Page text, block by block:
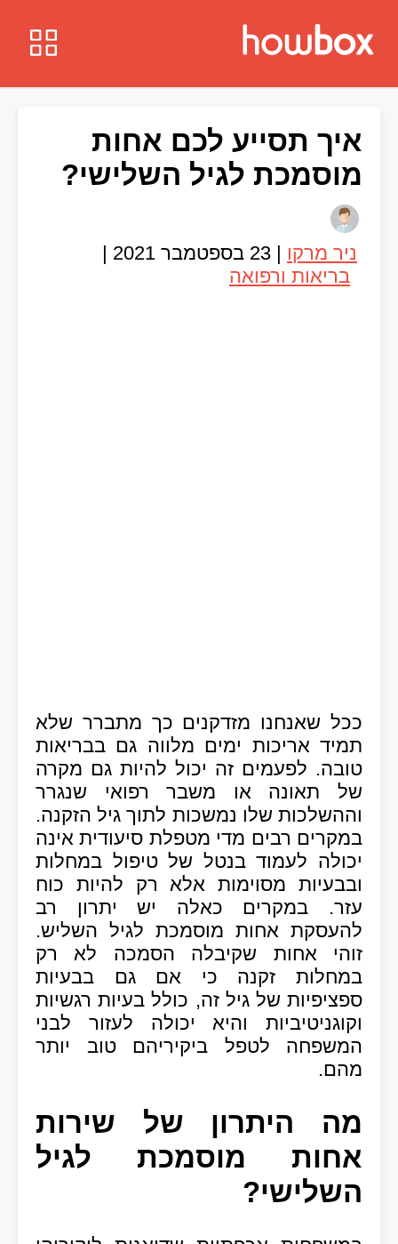
איך תסייע לכם אחות
מוסמכת לגיל השלישי?
ניר מרקו | 23 בספטמבר 2021
|
בריאות ורפואה
ככל שאנחנו מזדקנים כך מתברר שלא
תמיד אריכות ימים מלווה גם בבריאות
טובה. לפעמים זה יכול להיות גם מקרה
של תאונה או משבר רפואי שנגרר
וההשלכות שלו נמשכות לתוך גיל הזקנה.
במקרים רבים מדי מטפלת סיעודית אינה
יכולה לעמוד בנטל של טיפול במחלות
ובבעיות מסוימות אלא רק להיות כוח
עזר. במקרים כאלה יש יתרון רב
להעסקת אחות מוסמכת לגיל השליש.
זוהי אחות שקיבלה הסמכה לא רק
במחלות זקנה כי אם גם בבעיות
ספציפיות של גיל זה, כולל בעיות רגשיות
וקוגניטיביות והיא יכולה לעזור לבני
המשפחה לטפל ביקיריהם טוב יותר
מהם.
מה היתרון של שירות
אחות מוסמכת לגיל
השלישי?